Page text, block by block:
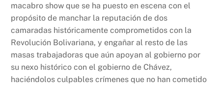
macabro show que se ha puesto en escena con el
propósito de manchar la reputación de dos
camaradas históricamente comprometidos con la
Revolución Bolivariana, y engañar al resto de las
masas trabajadoras que aún apoyan al gobierno por
su nexo histórico con el gobierno de Chávez,
haciéndolos culpables crímenes que no han cometido